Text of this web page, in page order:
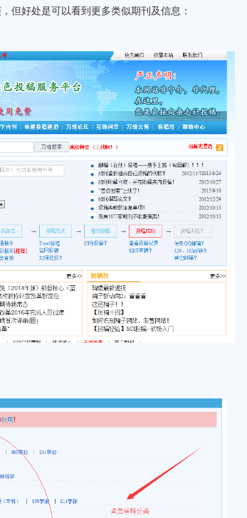
但好处是可以看到更多类似期刊及信息：